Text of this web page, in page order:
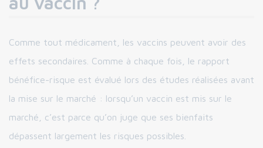
Comme tout médicament, les vaccins peuvent avoir des
effets secondaires. Comme à chaque fois, le rapport
bénéfice-risque est évalué lors des études réalisées avant
la mise sur le marché : lorsqu’un vaccin est mis sur le
marché, c’est parce qu’on juge que ses bienfaits
dépassent largement les risques possibles.